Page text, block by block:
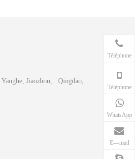
Téléphone
Téléphone
WhatsApp
E—mail
Jiaozhou, Qingdao,